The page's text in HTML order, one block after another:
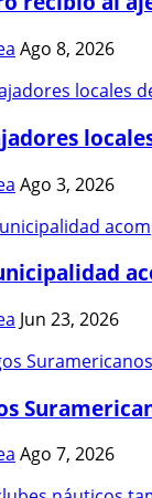
Ago 8, 2026
Ago 3, 2026
Jun 23, 2026
Ago 7, 2026